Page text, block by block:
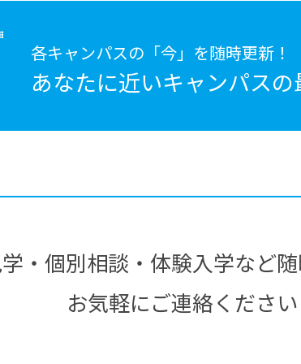
各キャンパスの「今」を随時更新！
あなたに近いキャンパスの
・個別相談・体験入学など
お気軽にご連絡ください